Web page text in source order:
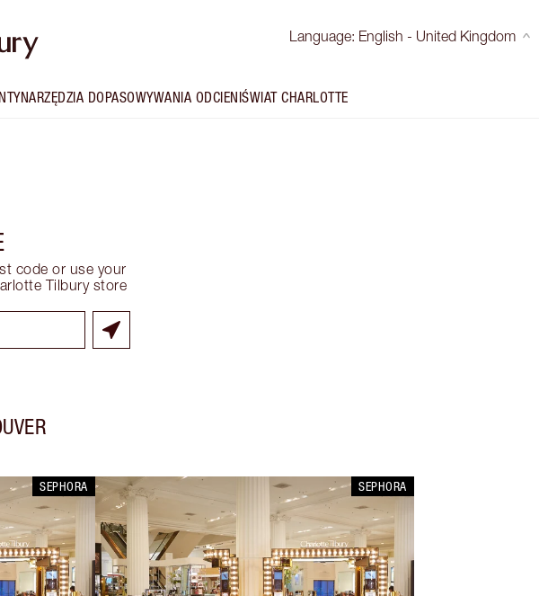
Language: English - United Kingdom
NARZĘDZIA DOPASOWYWANIA ODCIENIŚWIAT CHARLOTTE
code or use your
Tilbury store
SEPHORA SEPHORA